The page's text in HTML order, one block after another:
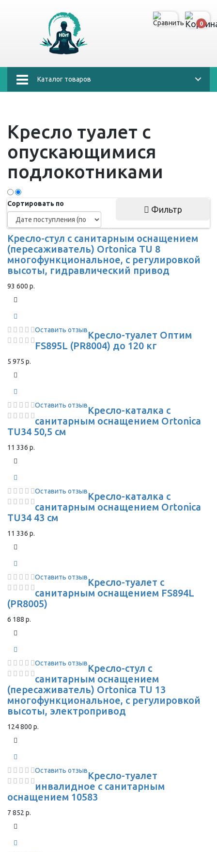
0
Каталог товаров
Кресло туалет с
опускающимися
подлокотниками
Сортировать по
Фильтр
Кресло-стул с санитарным оснащением
(пересаживатель) Ortonica TU 8
многофункциональное, с регулировкой
высоты, гидравлический привод
93 600 р.
Оставить отзывКресло-туалет Оптим
FS895L (PR8004) до 120 кг
5 975 р.
Оставить отзывКресло-каталка с
санитарным оснащением Ortonica
TU34 50,5 см
11 336 р.
Оставить отзывКресло-каталка с
санитарным оснащением Ortonica
TU34 43 см
11 336 р.
Оставить отзывКресло-туалет с
санитарным оснащением FS894L
(PR8005)
6 188 р.
Оставить отзывКресло-стул с
санитарным оснащением
(пересаживатель) Ortonica TU 13
многофункциональное, с регулировкой
высоты, электропривод
124 800 р.
Оставить отзывКресло-туалет
инвалидное с санитарным
оснащением 10583
7 852 р.